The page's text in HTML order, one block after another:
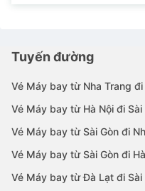
Tuyến đường
Vé Máy bay từ Nha Trang đi
Vé Máy bay từ Hà Nội đi Sài
Vé Máy bay từ Sài Gòn đi
Vé Máy bay từ Sài Gòn đi
Vé Máy bay từ Đà Lạt đi Sài